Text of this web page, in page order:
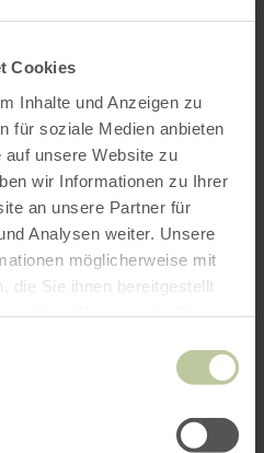
Cookies
Inhalte und Anzeigen zu
für soziale Medien anbieten
unsere Website zu
wir Informationen zu Ihrer
an unsere Partner für
Analysen weiter. Unsere
möglicherweise mit
die Sie ihnen bereitgestellt